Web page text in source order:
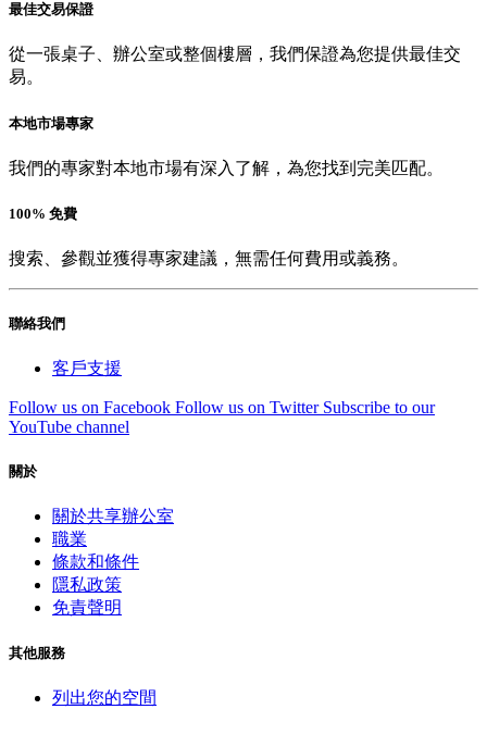
最佳交易保證
從一張桌子、辦公室或整個樓層，我們保證為您提供最佳交
易。
本地市場專家
我們的專家對本地市場有深入了解，為您找到完美匹配。
100% 免費
搜索、參觀並獲得專家建議，無需任何費用或義務。
聯絡我們
客戶支援
Follow us on Facebook Follow us on Twitter Subscribe to our
YouTube channel
關於
關於共享辦公室
職業
條款和條件
隱私政策
免責聲明
其他服務
列出您的空間